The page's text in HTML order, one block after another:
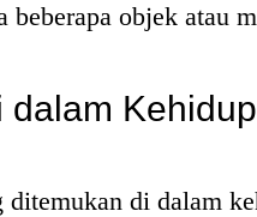
objek atau
di dalam